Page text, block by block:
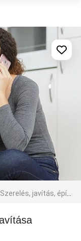
Szerelés, javítás, építkezés